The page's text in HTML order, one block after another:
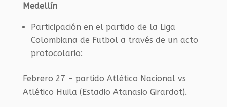
Medellín
Participación en el partido de la Liga
Colombiana de Futbol a través de un acto
protocolario:
Febrero 27 – partido Atlético Nacional vs
Atlético Huila (Estadio Atanasio Girardot).